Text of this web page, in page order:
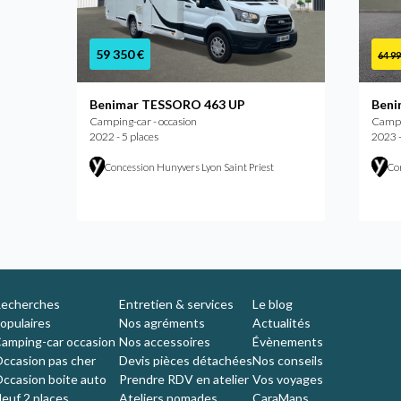
59 350 €
Benimar TESSORO 463 UP
Camping-car - occasion
2022 - 5 places
Concession Hunyvers Lyon Saint Priest
64
2023
car occasion
pas cher
boite auto
Entretien & services
Nos agréments
Nos accessoires
Devis pièces détachées
Prendre RDV en atelier
Le blog
Actualités
Évènements
Nos conseils
Vos voyages